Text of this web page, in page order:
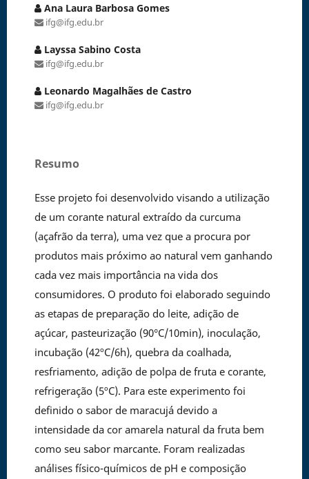
Ana Laura Barbosa Gomes
ifg@ifg.edu.br
Layssa Sabino Costa
ifg@ifg.edu.br
Leonardo Magalhães de Castro
ifg@ifg.edu.br
Resumo
Esse projeto foi desenvolvido visando a utilização
de um corante natural extraído da curcuma
(açafrão da terra), uma vez que a procura por
produtos mais próximo ao natural vem ganhando
cada vez mais importância na vida dos
consumidores. O produto foi elaborado seguindo
as etapas de preparação do leite, adição de
açúcar, pasteurização (90°C/10min), inoculação,
incubação (42ºC/6h), quebra da coalhada,
resfriamento, adição de polpa de fruta e corante,
refrigeração (5ºC). Para este experimento foi
definido o sabor de maracujá devido a
intensidade da cor amarela natural da fruta bem
como seu sabor marcante. Foram realizadas
análises físico-químicos de pH e composição